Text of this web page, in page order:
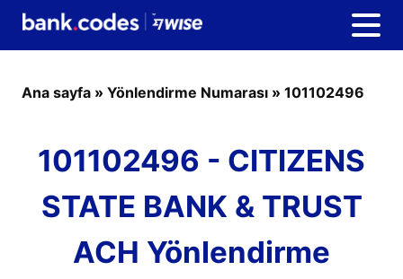
Ana sayfa » Yönlendirme Numarası » 101102496
101102496 - CITIZENS
STATE BANK & TRUST
ACH Yönlendirme